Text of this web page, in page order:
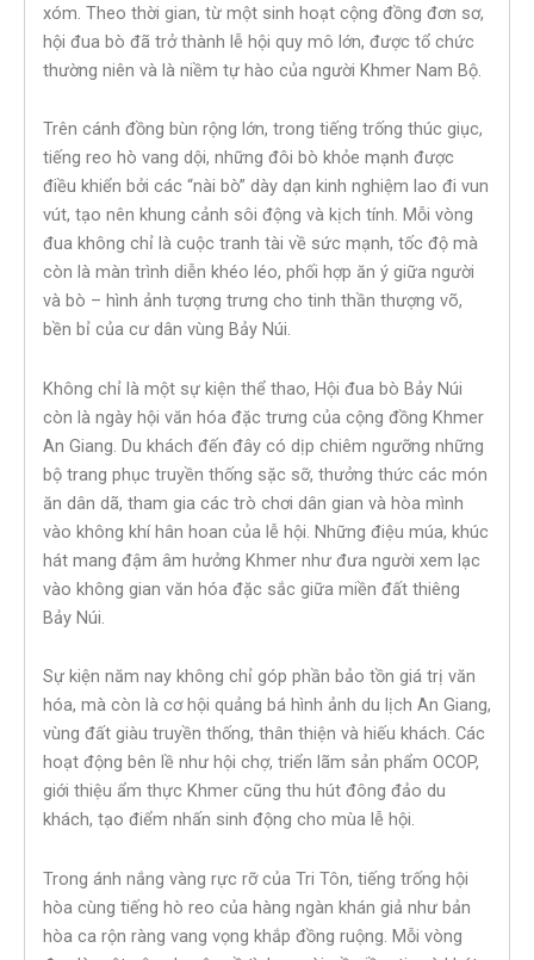
xóm. Theo thời gian, từ một sinh hoạt cộng đồng đơn sơ,
hội đua bò đã trở thành lễ hội quy mô lớn, được tổ chức
thường niên và là niềm tự hào của người Khmer Nam Bộ.
Trên cánh đồng bùn rộng lớn, trong tiếng trống thúc giục,
tiếng reo hò vang dội, những đôi bò khỏe mạnh được
điều khiển bởi các “nài bò” dày dạn kinh nghiệm lao đi vun
vút, tạo nên khung cảnh sôi động và kịch tính. Mỗi vòng
đua không chỉ là cuộc tranh tài về sức mạnh, tốc độ mà
còn là màn trình diễn khéo léo, phối hợp ăn ý giữa người
và bò – hình ảnh tượng trưng cho tinh thần thượng võ,
bền bỉ của cư dân vùng Bảy Núi.
Không chỉ là một sự kiện thể thao, Hội đua bò Bảy Núi
còn là ngày hội văn hóa đặc trưng của cộng đồng Khmer
An Giang. Du khách đến đây có dịp chiêm ngưỡng những
bộ trang phục truyền thống sặc sỡ, thưởng thức các món
ăn dân dã, tham gia các trò chơi dân gian và hòa mình
vào không khí hân hoan của lễ hội. Những điệu múa, khúc
hát mang đậm âm hưởng Khmer như đưa người xem lạc
vào không gian văn hóa đặc sắc giữa miền đất thiêng
Bảy Núi.
Sự kiện năm nay không chỉ góp phần bảo tồn giá trị văn
hóa, mà còn là cơ hội quảng bá hình ảnh du lịch An Giang,
vùng đất giàu truyền thống, thân thiện và hiếu khách. Các
hoạt động bên lề như hội chợ, triển lãm sản phẩm OCOP,
giới thiệu ẩm thực Khmer cũng thu hút đông đảo du
khách, tạo điểm nhấn sinh động cho mùa lễ hội.
Trong ánh nắng vàng rực rỡ của Tri Tôn, tiếng trống hội
hòa cùng tiếng hò reo của hàng ngàn khán giả như bản
hòa ca rộn ràng vang vọng khắp đồng ruộng. Mỗi vòng